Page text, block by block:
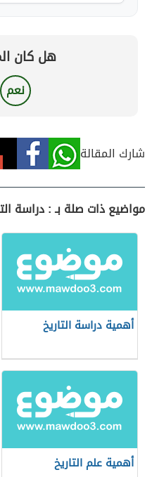
هل كان
نعم
شارك المقالة
مواضيع ذات صلة بـ : دراسة
أهمية دراسة التاريخ
أهمية علم التاريخ